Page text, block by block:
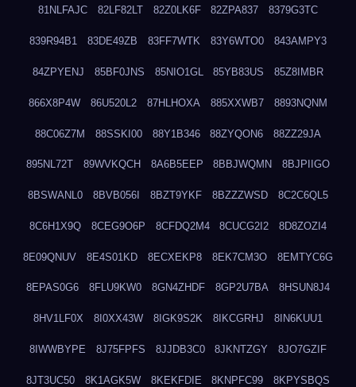
81NLFAJC 82LF82LT 82Z0LK6F 82ZPA837 8379G3TC
839R94B1 83DE49ZB 83FF7WTK 83Y6WTO0 843AMPY3
84ZPYENJ 85BF0JNS 85NIO1GL 85YB83US 85Z8IMBR
866X8P4W 86U520L2 87HLHOXA 885XXWB7 8893NQNM
88C06Z7M 88SSKI00 88Y1B346 88ZYQON6 88ZZ29JA
895NL72T 89WVKQCH 8A6B5EEP 8BBJWQMN 8BJPIIGO
8BSWANL0 8BVB056I 8BZT9YKF 8BZZZWSD 8C2C6QL5
8C6H1X9Q 8CEG9O6P 8CFDQ2M4 8CUCG2I2 8D8ZOZI4
8E09QNUV 8E4S01KD 8ECXEKP8 8EK7CM3O 8EMTYC6G
8EPAS0G6 8FLU9KW0 8GN4ZHDF 8GP2U7BA 8HSUN8J4
8HV1LF0X 8I0XX43W 8IGK9S2K 8IKCGRHJ 8IN6KUU1
8IWWBYPE 8J75FPFS 8JJDB3C0 8JKNTZGY 8JO7GZIF
8JT3UC50 8K1AGK5W 8KEKFDIE 8KNPFC99 8KPYSBQS